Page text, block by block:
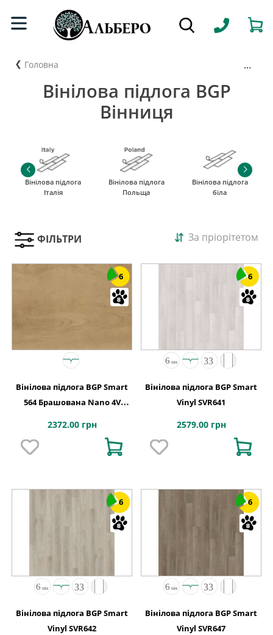
Головна ...
Вінілова підлога BGP
Вінниця
Вінілова підлога
Італія
Вінілова підлога
Польща
Вінілова підлога
біла
ФІЛЬТРИ За пріорітетом
6
Вінілова підлога BGP Smart
564 Брашована Nano 4V
2372.00 грн
6
Вінілова підлога BGP Smart
Vinyl SVR641
2579.00 грн
6
Вінілова підлога BGP Smart
Vinyl SVR642
6
Вінілова підлога BGP Smart
Vinyl SVR647